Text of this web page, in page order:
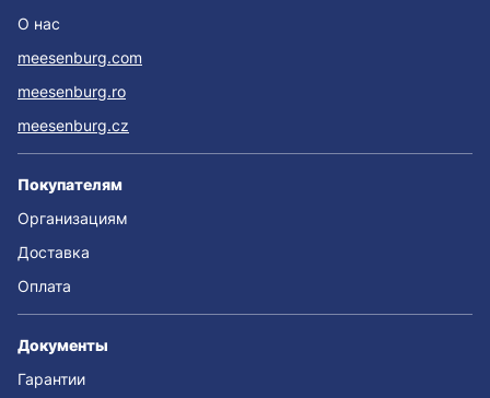
О нас
meesenburg.com
meesenburg.ro
meesenburg.cz
Покупателям
Организациям
Доставка
Оплата
Документы
Гарантии